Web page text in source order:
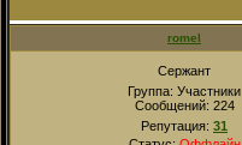
romel
Сержант
Группа: Участники
Сообщений: 224
Репутация: 31